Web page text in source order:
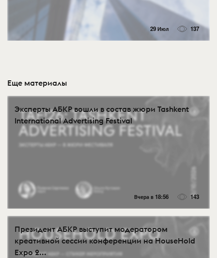
29 Июл 137
Еще материалы
Эксперты АБКР вошли в состав жюри Tashkent
International Advertising Festival
Вчера в 18:56 143
Президент АБКР выступит модератором
креативной сессии конференции на HouseHold
Expo 2...